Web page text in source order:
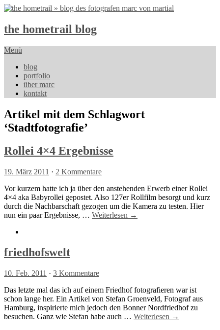
the hometrail blog
Menü
blog
portfolio
über marc
kontakt
Artikel mit dem Schlagwort
‘Stadtfotografie’
Rollei 4×4 Ergebnisse
19. März 2011 · 2 Kommentare
Vor kurzem hatte ich ja über den anstehenden Erwerb einer Rollei
4×4 aka Babyrollei gepostet. Also 127er Rollfilm besorgt und kurz
durch die Nachbarschaft gezogen um die Kamera zu testen. Hier
nun ein paar Ergebnisse, … Weiterlesen →
friedhofswelt
10. Feb. 2011 · 3 Kommentare
Das letzte mal das ich auf einem Friedhof fotografieren war ist
schon lange her. Ein Artikel von Stefan Groenveld, Fotograf aus
Hamburg, inspirierte mich jedoch den Bonner Nordfriedhof zu
besuchen. Ganz wie Stefan habe auch … Weiterlesen →